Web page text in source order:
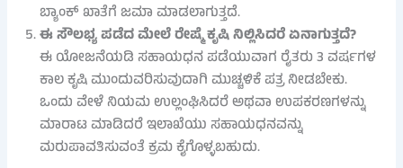
ಬ್ಯಾಂಕ್ ಖಾತೆಗೆ ಜಮಾ ಮಾಡಲಾಗುತ್ತದೆ.
ಈ ಸೌಲಭ್ಯ ಪಡೆದ ಮೇಲೆ ರೇಷ್ಮೆ ಕೃಷಿ ನಿಲ್ಲಿಸಿದರೆ ಏನಾಗುತ್ತದೆ?
ಈ ಯೋಜನೆಯಡಿ ಸಹಾಯಧನ ಪಡೆಯುವಾಗ ರೈತರು 3 ವರ್ಷಗಳ
ಕಾಲ ಕೃಷಿ ಮುಂದುವರಿಸುವುದಾಗಿ ಮುಚ್ಚಳಿಕೆ ಪತ್ರ ನೀಡಬೇಕು.
ಒಂದು ವೇಳೆ ನಿಯಮ ಉಲ್ಲಂಘಿಸಿದರೆ ಅಥವಾ ಉಪಕರಣಗಳನ್ನು
ಮಾರಾಟ ಮಾಡಿದರೆ ಇಲಾಖೆಯು ಸಹಾಯಧನವನ್ನು
ಮರುಪಾವತಿಸುವಂತೆ ಕ್ರಮ ಕೈಗೊಳ್ಳಬಹುದು.